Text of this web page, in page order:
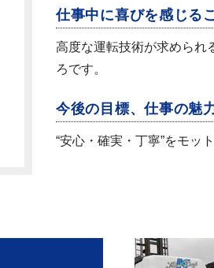
仕事中に喜びを感じる
高度な運転技術が求められ
ろです。
今後の目標、仕事の魅
“安心・確実・丁寧”をモッ